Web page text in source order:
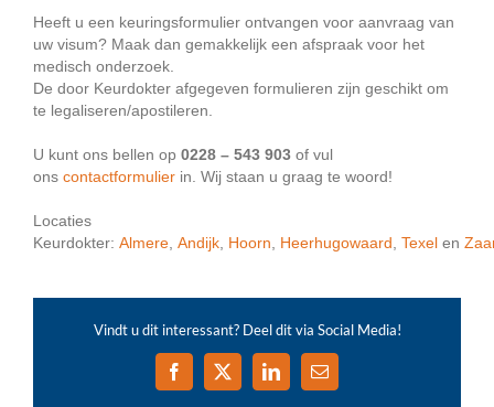
Heeft u een keuringsformulier ontvangen voor aanvraag van
uw visum? Maak dan gemakkelijk een afspraak voor het
medisch onderzoek.
De door Keurdokter afgegeven formulieren zijn geschikt om
te legaliseren/apostileren.
U kunt ons bellen op 0228 – 543 903of vul
ons contactformulierin. Wij staan u graag te woord!
Locaties
Keurdokter: Almere, Andijk, Hoorn Heerhugowaard Texelen
Vindt u dit interessant? Deel dit via Social Media!
Facebook
X LinkedIn
E-
mail